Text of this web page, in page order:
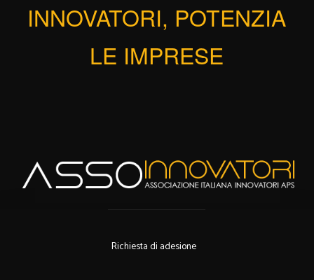
INNOVATORI, POTENZIA
LE IMPRESE
Richiesta di adesione